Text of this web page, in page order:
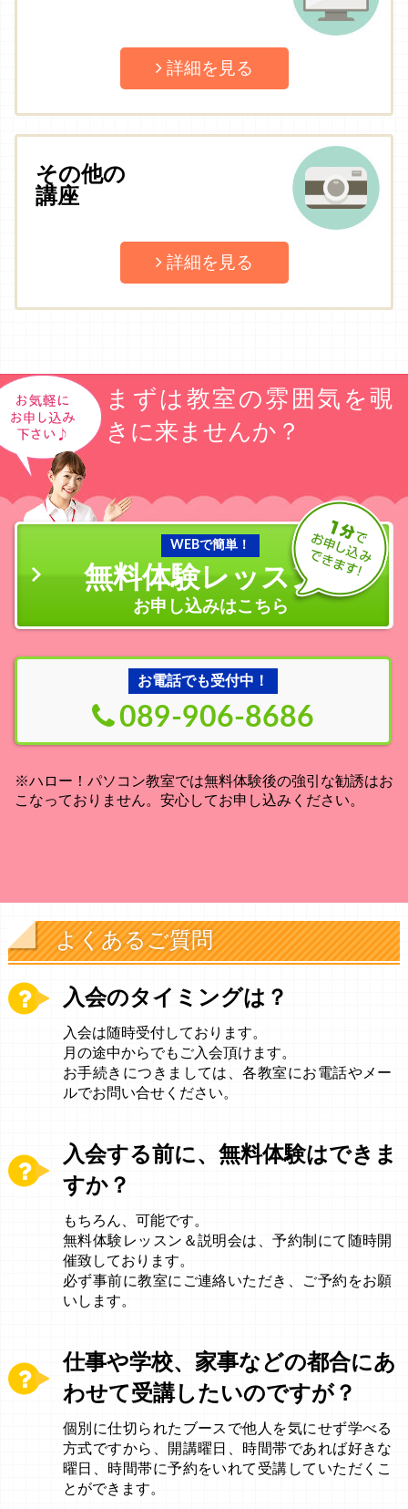
詳細を見る
その他の
講座
詳細を見る
まずは教室の雰囲気を覗
きに来ませんか？
WEBで簡単！
無料体験レッスン
お申し込みはこちら
お電話でも受付中！
089-906-8686
※ハロー！パソコン教室では無料体験後の強引な勧誘はお
こなっておりません。安心してお申し込みください。
よくあるご質問
入会のタイミングは？
入会は随時受付しております。
月の途中からでもご入会頂けます。
お手続きにつきましては、各教室にお電話やメー
ルでお問い合せください。
入会する前に、無料体験はできま
すか？
もちろん、可能です。
無料体験レッスン＆説明会は、予約制にて随時開
催致しております。
必ず事前に教室にご連絡いただき、ご予約をお願
いします。
仕事や学校、家事などの都合にあ
わせて受講したいのですが？
個別に仕切られたブースで他人を気にせず学べる
方式ですから、開講曜日、時間帯であれば好きな
曜日、時間帯に予約をいれて受講していただくこ
とができます。